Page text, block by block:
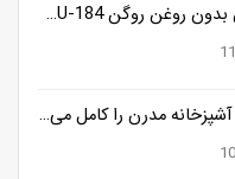
مقایسه سرخ کن بدون روغن روگن RU-184 و کوزانو KF818
سه وسیله ای که آشپزخانه مدرن را کامل می کنند